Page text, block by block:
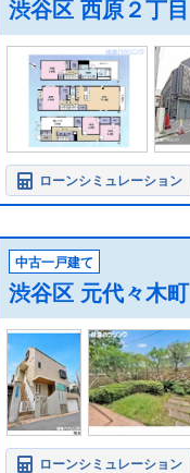
渋谷区 西原２丁目
ローンシミュレーション
中古一戸建て
渋谷区 元代々木町
ローンシミュレーション